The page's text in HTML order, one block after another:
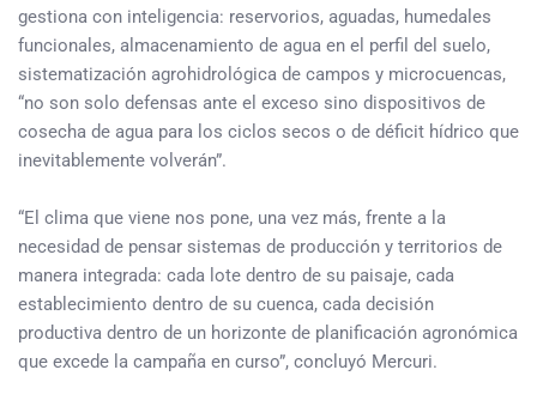
gestiona con inteligencia: reservorios, aguadas, humedales
funcionales, almacenamiento de agua en el perfil del suelo,
sistematización agrohidrológica de campos y microcuencas,
“no son solo defensas ante el exceso sino dispositivos de
cosecha de agua para los ciclos secos o de déficit hídrico que
inevitablemente volverán”.
“El clima que viene nos pone, una vez más, frente a la
necesidad de pensar sistemas de producción y territorios de
manera integrada: cada lote dentro de su paisaje, cada
establecimiento dentro de su cuenca, cada decisión
productiva dentro de un horizonte de planificación agronómica
que excede la campaña en curso”, concluyó Mercuri.